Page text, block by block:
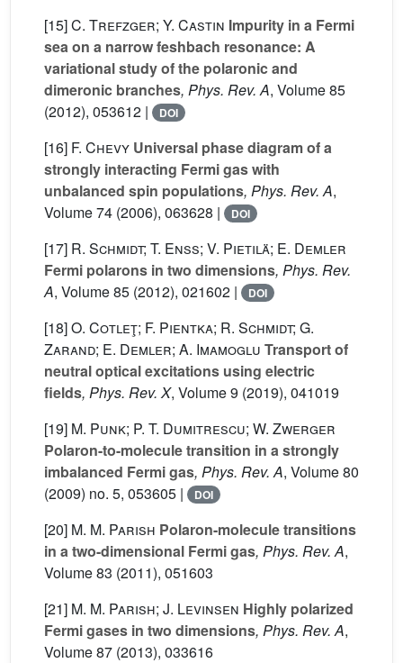
[15]C. Trefzger; Y. Castin Impurity in a Fermi
sea on a narrow feshbach resonance: A
variational study of the polaronic and
dimeronic branches, Phys. Rev. A, Volume 85
(2012), 053612 |
DOI
[16] F. Chevy Universal phase diagram of a
strongly interacting Fermi gas with
unbalanced spin populations, Phys. Rev. A,
Volume 74 (2006), 063628 | DOI
[17] R. Schmidt; T. Enss; V. Pietilä; E. Demler
Fermi polarons in two dimensions, Phys. Rev.
A, Volume 85 (2012), 021602 | DOI
[18]O. Cotleţ; F. Pientka; R. Schmidt; G.
Zarand; E. Demler; A. Imamoglu Transport of
neutral optical excitations using electric
fields, Phys. Rev. X, Volume 9 (2019), 041019
[19] M. Punk; P. T. Dumitrescu; W. Zwerger
Polaron-to-molecule transition in a strongly
imbalanced Fermi gas, Phys. Rev. A, Volume 80
(2009) no. 5, 053605 |
DOI
[20] M. M. Parish Polaron-molecule transitions
in a two-dimensional Fermi gas, Phys. Rev. A,
Volume 83 (2011), 051603
[21] M. M. Parish; J. Levinsen Highly polarized
Fermi gases in two dimensions, Phys. Rev. A,
Volume 87 (2013), 033616